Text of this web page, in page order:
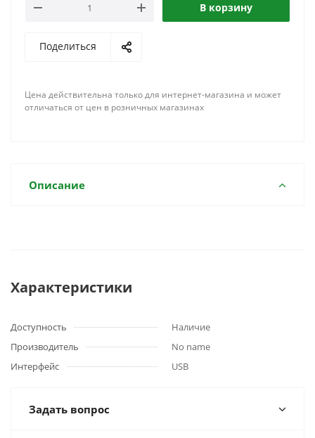
В корзину
Поделиться
Цена действительна только для интернет-магазина и может
отличаться от цен в розничных магазинах
Описание
Характеристики
Доступность
Наличие
Производитель
No name
Интерфейс
USB
Задать вопрос